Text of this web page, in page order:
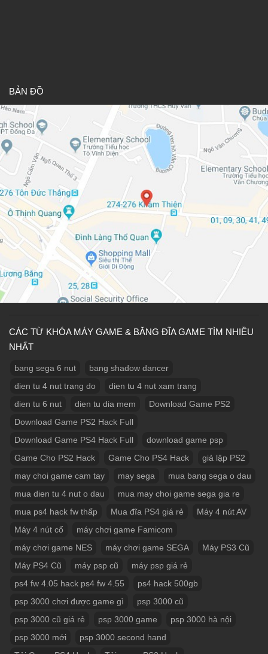
BẢN ĐỒ
CÁC TỪ KHÓA MÁY GAME & BĂNG ĐĨA GAME TÌM NHIỀU
NHẤT
bang sega 6 nut
bang shadow dancer
dien tu 4 nut trang do
dien tu 4 nut xam trang
dien tu 6 nut
dien tu dia mem
Download Game PS2
Download Game PS2 Hack Full
Download Game PS4 Hack Full
download game psp
Game Cho PS2 Hack
Game Cho PS4 Hack
giả lập PS2
may choi game cam tay
may sega
mua bang sega o dau
mua dien tu 4 nut o dau
mua may choi game sega gia re
mua ps4 hack fw thấp
Mua đĩa PS4 giá rẻ
Máy 4 nút AV
Máy 4 nút cổ
máy chơi game Famicom
máy chơi game NES
máy chơi game SEGA
Máy PS3 Cũ
Máy PS4 Cũ
máy psp cũ
máy psp giá rẻ
ps4 fw 4.05 hack ps4 fw 4.55
ps4 hack 500gb
psp 3000 chơi được game gì
psp 3000 cũ
psp 3000 cũ giá rẻ
psp 3000 game
psp 3000 hà nội
psp 3000 mới
psp 3000 second hand